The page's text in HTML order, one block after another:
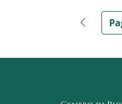
Pagina